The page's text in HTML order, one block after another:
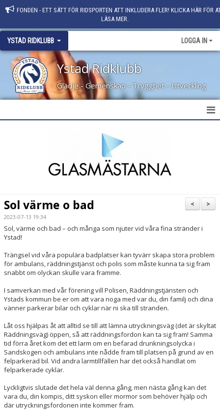
FONDEN - ETT SÄTT FÖR RIDSPORTEN ATT INKLUDERA FLER! KLICKA HÄR FÖR
LÄSA MER.
YSTAD RIDKLUBB LOGGA IN
Ystad Ridklubb
Glädje - Gemenskap - Trygghet - Utveckling
PERSONAL
HÄSTAR
KALENDER
>
<
Sol värme o bad
2023-07-13 19:34
Sol, värme och bad – och många som njuter vid våra fina stränder i
Ystad!
Trängsel vid våra populära badplatser kan tyvärr skapa stora problem
för ambulans, räddningstjänst och polis som måste kunna ta sig fram
snabbt om olyckan skulle vara framme.
I samverkan med vår förening vill Polisen, Räddningstjänsten och
Ystads kommun be er om att vara noga med var du, din familj och dina
vänner parkerar bilar och cyklar när ni ska till stranden.
Låt oss hjälpas åt att alltid se till att lämna utryckningsväg (det är skyltat
Räddningsväg) öppen, så att räddningsfordon kan ta sig fram! Samma
tid förra året kom det ett larm om en befarad drunkningsolycka i
Sandskogen och ambulans inte nådde fram till platsen på grund av en
felparkerad bil. Vid andra larmtillfällen har det också handlat om
felparkerade cyklar.
Lyckligtvis slutade det hela väl denna gång, men nästa gång kan det
vara du, din kompis, ditt syskon eller mormor som behöver hjälp och
där utryckningsfordonen inte kommer fram.